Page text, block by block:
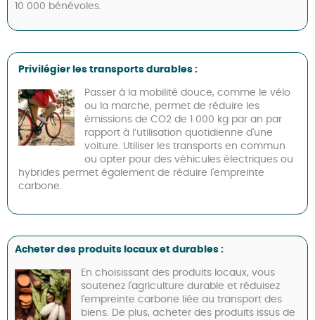
10 000 bénévoles.
Privilégier les transports durables :
Passer à la mobilité douce, comme le vélo
ou la marche, permet de réduire les
émissions de CO2 de 1 000 kg par an par
rapport à l’utilisation quotidienne d'une
voiture. Utiliser les transports en commun
ou opter pour des véhicules électriques ou
hybrides permet également de réduire l'empreinte
carbone.
Acheter des produits locaux et durables :
En choisissant des produits locaux, vous
soutenez l'agriculture durable et réduisez
l'empreinte carbone liée au transport des
biens. De plus, acheter des produits issus de